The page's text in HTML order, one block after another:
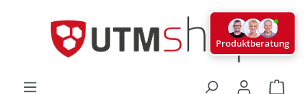
Produktberatung